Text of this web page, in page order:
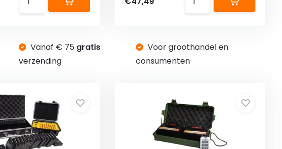
Vanaf € 75 gratis
verzending
Voor groothandel en
consumenten